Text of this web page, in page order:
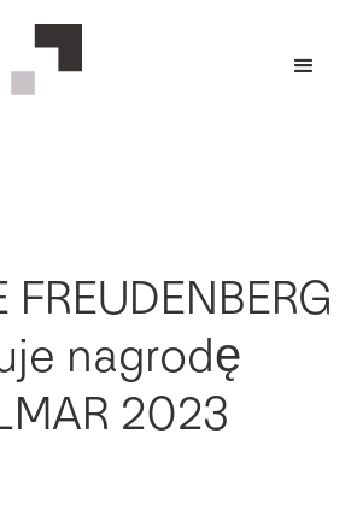
FREUDENBERG
nagrodę
2023